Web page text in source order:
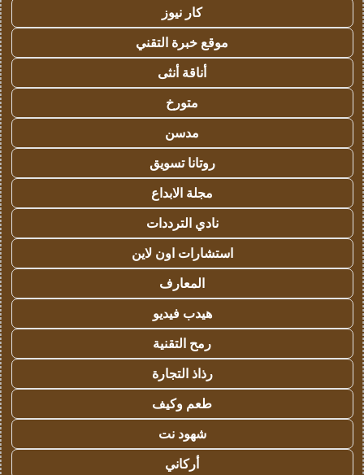
كار نيوز
موقع خبرة التقني
أناقة أنثى
متورخ
مدسن
روتانا تسويق
مجلة الابداع
نادي الترددات
استشارات اون لاين
المعارف
هيدب فيديو
رمح التقنية
رذاذ التجارة
طعم وكيف
شهود نت
أركاني